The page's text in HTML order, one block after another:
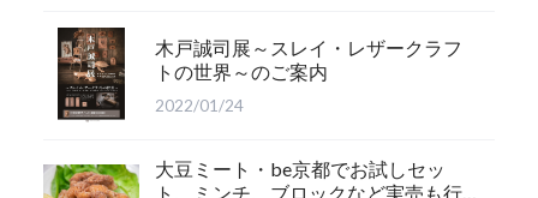
木戸誠司展～スレイ・レザークラフ
トの世界～のご案内
2022/01/24
大豆ミート・be京都でお試しセッ
ト、ミンチ、ブロックなど実売も行